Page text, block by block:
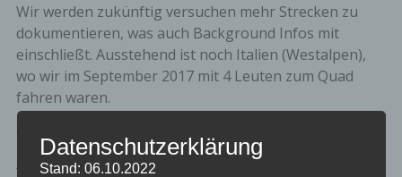
Wir werden zukünftig versuchen mehr Strecken zu
dokumentieren, was auch Background Infos mit
einschließt. Ausstehend ist noch Italien (Westalpen),
wo wir im September 2017 mit 4 Leuten zum Quad
fahren waren.
In- und Ausland kennen, auf der Quad, oder ATV
fahrenmöglich ist, könnt ihr diese Infos gerne auf
Datenschutzerklärung
Stand: 06.10.2022